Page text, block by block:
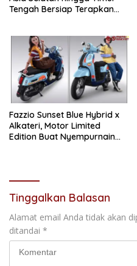
Tengah Bersiap Terapkan
Fazzio Sunset Blue Hybrid x
Alkateri, Motor Limited
Edition Buat Nyempurnain
Tinggalkan Balasan
Alamat email Anda tidak akan
ditandai *